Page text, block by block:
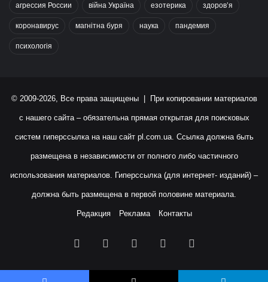
агрессия России війна Україна езотерика здоров’я
коронавирус магнітна буря наука пандемия
психологія
© 2009-2026, Все права защищены | При копировании материалов
с нашего сайта – обязательна прямая открытая для поисковых
систем гиперссылка на наш сайт pl.com.ua. Ссылка должна быть
размещена в независимости от полного либо частичного
использования материалов. Гиперссылка (для интернет- изданий) –
должна быть размещена в первой половине материала.
Редакция Реклама Контакты
Facebook YouTubeInstagram